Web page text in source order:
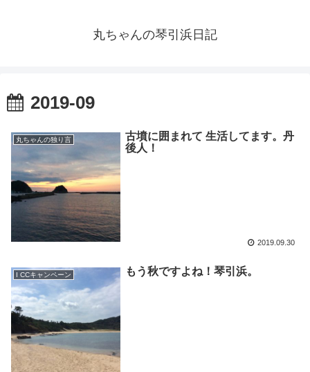
丸ちゃんの琴引浜日記
2019-09
丸ちゃんの独り言
古墳に囲まれて 生活してます。丹
後人！
2019.09.30
I CCキャンペーン もう秋ですよね！琴引浜。